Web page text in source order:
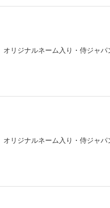
オリジナルネーム入り・侍ジャ
オリジナルネーム入り・侍ジャ